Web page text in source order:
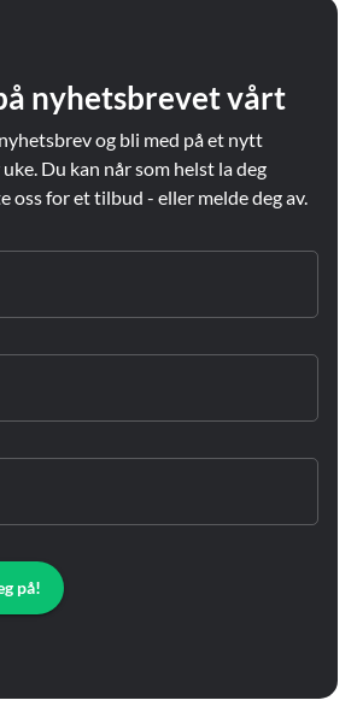
nyhetsbrevet vårt
og bli med på et nytt
Du kan når som helst la deg
oss for et tilbud - eller melde deg av.
på!